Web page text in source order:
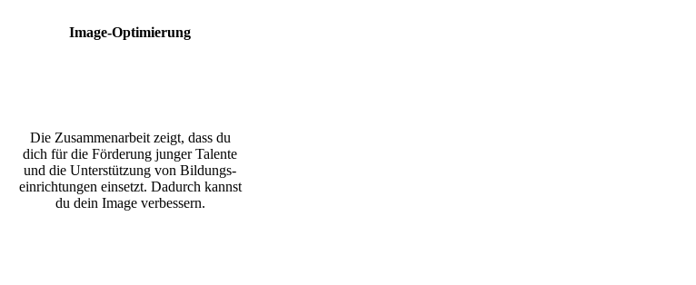
Image-Optimierung
Die Zusammenarbeit zeigt, dass du
dich für die Förderung junger Talente
und die Unterstützung von Bildungs-
einrichtungen einsetzt. Dadurch kannst
du dein Image verbessern.